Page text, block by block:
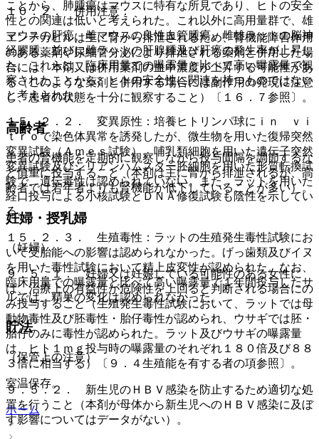
ことから、肺腫瘍はマウスに特有な所見であり、ヒトの安全
性との関連は低いと考えられた。これ以外に高用量群で、雄
マウスの肝癌、雌マウスの良性血管腫瘍、雌雄ラットの脳神
経膠腫、並びに雌ラットの肝腺腫及び肝癌の発生率が上昇し
た。これらは、臨床用量での曝露量と比べて高い曝露量で観
察されたことから、ヒトの安全性に関連を持つものではない
と考えられた。
１５．２．２． 変異原性：培養ヒトリンパ球にｉｎ ｖｉ
ｔｒｏで染色体異常を誘発したが、微生物を用いた復帰突然
変異試験（Ａｍｅｓ試験）、哺乳類細胞を用いた遺伝子突然
変異試験及びシリアンハムスター胚細胞を用いた形質転換試
験で、遺伝毒性は認められていない。また、ラットを用いた
経口投与による小核試験とＤＮＡ修復試験も陰性を示してい
る。
１５．２．３． 生殖毒性：ラットの生殖発生毒性試験にお
いて受胎能への影響は認められなかった。げっ歯類及びイヌ
を用いた毒性試験において精上皮変性が認められた。なお、
臨床用量での曝露量と比べて高い曝露量で１年間投与したサ
ルでは、精巣の変化は認められなかった。
貯法
（保管上の注意）
室温保存。
ホーム
１０．２． 併用注意：
エンテカビルは主に腎から排泄されるため、腎機能障害作用
のある薬剤や尿細管分泌により排泄される薬剤と併用した場
合には、本剤又は併用薬剤の血中濃度が上昇する可能性があ
る（このような薬剤と併用する場合には副作用の発現に注意
し、患者の状態を十分に観察すること）〔１６．７参照〕。
高齢者
患者の腎機能を定期的に観察しながら投与間隔を調節するな
ど慎重に投与すること（本剤は主に腎から排泄されるが、高
齢者では若年者よりも腎機能が低下していることが多い）。
妊婦・授乳婦
（妊婦）
９．５．１． 妊婦又は妊娠している可能性のある女性に
は、治療上の有益性が危険性を上回ると判断される場合にの
み投与すること（生殖発生毒性試験において、ラットでは母
動物毒性及び胚毒性・胎仔毒性が認められ、ウサギでは胚・
胎仔のみに毒性が認められた。ラット及びウサギの曝露量
は、ヒト１ｍｇ投与時の曝露量のそれぞれ１８０倍及び８８
３倍に相当する）〔９．４生殖能を有する者の項参照〕。
９．５．２． 新生児のＨＢＶ感染を防止するため適切な処
置を行うこと（本剤が母体から新生児へのＨＢＶ感染に及ぼ
す影響についてはデータがない）。